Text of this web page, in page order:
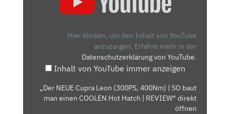
BAUT
Hier klicken, um den Inhalt von YouTube
anzuzeigen. Erfahre mehr in der
Datenschutzerklärung von YouTube.
Inhalt von YouTube immer anzeigen
„Der NEUE Cupra Leon (300PS, 400Nm) | SO baut
man einen COOLEN Hot Hatch | REVIEW“ direkt
öffnen